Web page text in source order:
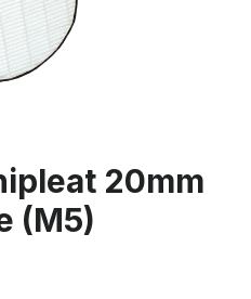
20mm
(M5)